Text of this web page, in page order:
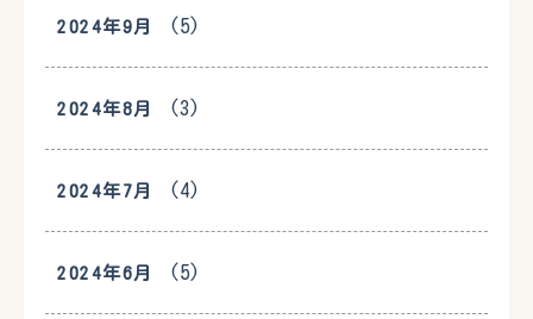
2024年9月 (5)
2024年8月 (3)
2024年7月 (4)
2024年6月 (5)